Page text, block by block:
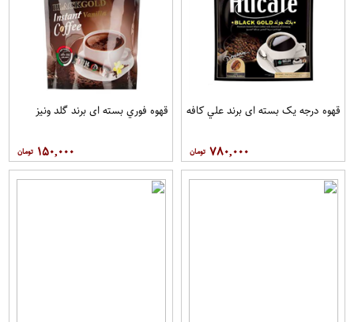
قهوه درجه یک بسته ای برند علي کافه
۷۸۰,۰۰۰
قهوه فوري بسته ای برند گلد ونيز
۱۵۰,۰۰۰